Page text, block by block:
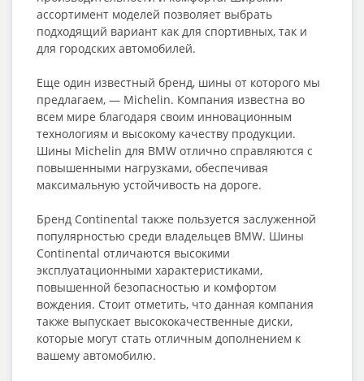
ассортимент моделей позволяет выбрать
подходящий вариант как для спортивных, так и
для городских автомобилей.
Еще один известный бренд, шины от которого мы
предлагаем, — Michelin. Компания известна во
всем мире благодаря своим инновационным
технологиям и высокому качеству продукции.
Шины Michelin для BMW отлично справляются с
повышенными нагрузками, обеспечивая
максимальную устойчивость на дороге.
Бренд Continental также пользуется заслуженной
популярностью среди владельцев BMW. Шины
Continental отличаются высокими
эксплуатационными характеристиками,
повышенной безопасностью и комфортом
вождения. Стоит отметить, что данная компания
также выпускает высококачественные диски,
которые могут стать отличным дополнением к
вашему автомобилю.